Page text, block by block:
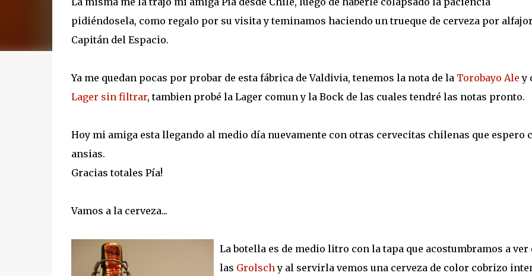
pidiéndosela, como regalo por su visita y teminamos haciendo un trueque de cerveza por
Capitán del Espacio.
Ya me quedan pocas por probar de esta fábrica de Valdivia, tenemos la nota de la Torobayo Ale y
Lager sin filtrar, tambien probé la Lager comun y la Bock de las cuales tendré las notas pronto.
Hoy mi amiga esta llegando al medio día nuevamente con otras cervecitas chilenas que espero
ansias.
Gracias totales Pía!
Vamos a la cerveza...
La botella es de medio litro con la tapa que acostumbramos a ver
las Grolschy al servirla vemos una cerveza de color cobrizo